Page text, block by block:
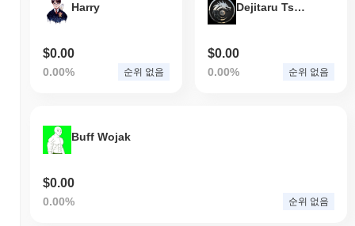
Harry
$0.00
0.00% 순위 없음
Dejitaru Tsuka 2.0
$0.00
0.00% 순위 없음
Buff Wojak
$0.00
0.00% 순위 없음